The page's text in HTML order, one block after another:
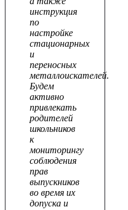
инструкция
по
настройке
стационарных
и
переносных
металлоискателей.
Будем
активно
привлекать
родителей
школьников
к
мониторингу
соблюдения
прав
выпускников
во время их
допуска и